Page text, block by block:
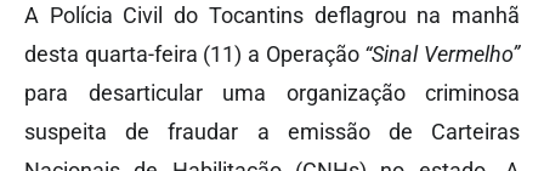
A Polícia Civil do Tocantins deflagrou na manhã
desta quarta-feira (11) a Operação“Sinal Vermelho”
para desarticular uma organização criminosa
suspeita de fraudar a emissão de Carteiras